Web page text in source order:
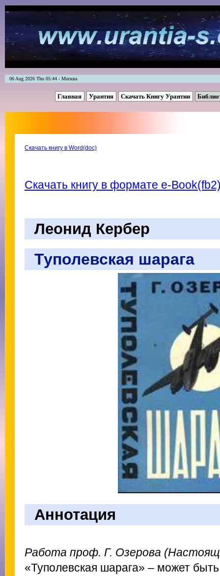
06 Aug 2026 Thu 05:44 - Москва
Главная Урантия Скачать Книгу Урантии
Скачать книгу в Word(doc)
Скачать книгу в формате e-
Леонид Кербер
Туполевская шарага
Аннотация
Работа проф. Г. Озерова
«Туполевская шарага» – может